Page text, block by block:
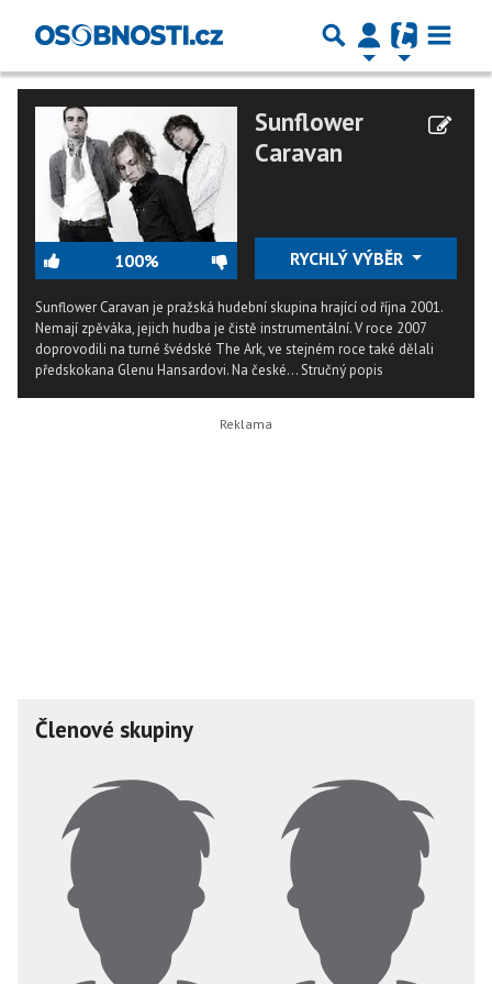
100%
Sunflower
Caravan
RYCHLÝ VÝBĚR
Sunflower Caravan je pražská hudební skupina hrající od října 2001.
Nemají zpěváka, jejich hudba je čistě instrumentální. V roce 2007
doprovodili na turné švédské The Ark, ve stejném roce také dělali
předskokana Glenu Hansardovi. Na české...Stručný popis
Členové skupiny